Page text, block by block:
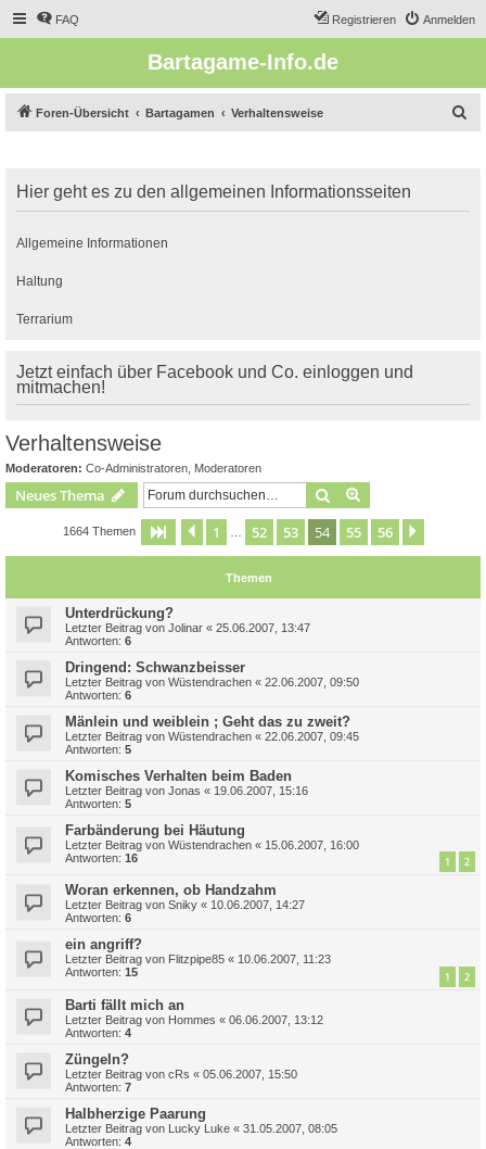
FAQ Anmelden
Registrieren
Bartagame-Info.de
Foren-Übersicht Bartagamen Verhaltensweise
e
Hier geht es zu den allgemeinen Informationsseiten
Allgemeine Informationen
Haltung
Terrarium
Jetzt einfach über Facebook und Co. einloggen und
mitmachen!
Verhaltensweise
Moderatoren: Co-Administratoren Moderatoren
Neues Thema Suche
1664 Themen Seite 54 von56
Vorherige
1 52 53 54 55 56
Themen
Unterdrückung?
Letzter Beitrag von Jolinar « 25.06.2007, 13:47
Antworten: 6
Dringend: Schwanzbeisser
Letzter Beitrag von Wüstendrachen « 22.06.2007, 09:50
Antworten: 6
Mänlein und weiblein ; Geht das zu zweit?
Letzter Beitrag von Wüstendrachen « 22.06.2007, 09:45
Antworten: 5
Komisches Verhalten beim Baden
Letzter Beitrag von Jonas « 19.06.2007, 15:16
Antworten: 5
Farbänderung bei Häutung
Letzter Beitrag von Wüstendrachen « 15.06.2007, 16:00
Antworten: 16 1 2
Woran erkennen, ob Handzahm
Letzter Beitrag von Sniky « 10.06.2007, 14:27
Antworten: 6
ein angriff?
Letzter Beitrag von Flitzpipe85 « 10.06.2007, 11:23
Antworten: 15 1 2
Barti fällt mich an
Letzter Beitrag von Hommes « 06.06.2007, 13:12
Antworten: 4
Züngeln?
Letzter Beitrag von cRs « 05.06.2007, 15:50
Antworten: 7
Halbherzige Paarung
Letzter Beitrag von Lucky Luke « 31.05.2007, 08:05
Antworten: 4